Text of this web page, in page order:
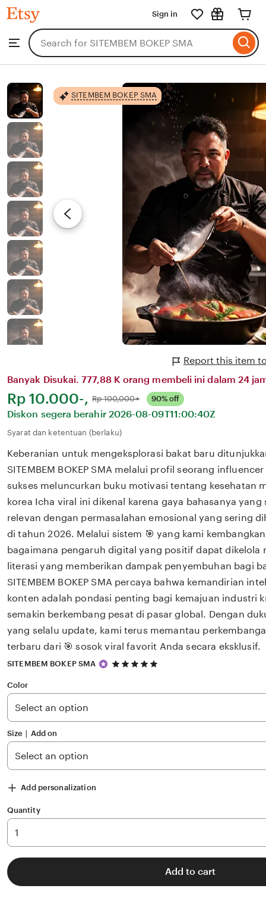
SITEMBEM
BOKEP
Browse
Search
for
items
shops
Sign in
SITEMBEM BOKEP SMA
Report this item to
Banyak Disukai. 777,88 K orang membeli ini dalam 24
Harga:
Rp 10.000-, Normal:
Rp 100,000+ 90% off
Diskon segera berahir 2026-08-09T11:00:40Z
Syarat dan ketentuan (berlaku)
Keberanian untuk mengeksplorasi bakat baru
SITEMBEM BOKEP SMA melalui profil seorang
sukses meluncurkan buku motivasi tentang kesehatan
korea Icha viral ini dikenal karena gaya bahasanya
relevan dengan permasalahan emosional yang sering
di tahun 2026. Melalui sistem 🎯 yang kami
bagaimana pengaruh digital yang positif dapat dikelola
literasi yang memberikan dampak penyembuhan bagi
SITEMBEM BOKEP SMA percaya bahwa kemandirian
konten adalah pondasi penting bagi kemajuan industri
semakin berkembang pesat di pasar global. Dengan
yang selalu update, kami terus memantau
terbaru dari 🎯 sosok viral favorit Anda secara eksklusif.
SITEMBEM BOKEP SMA
5
5
Color
Size ∣ Add on
Add personalization
Quantity
Add to cart